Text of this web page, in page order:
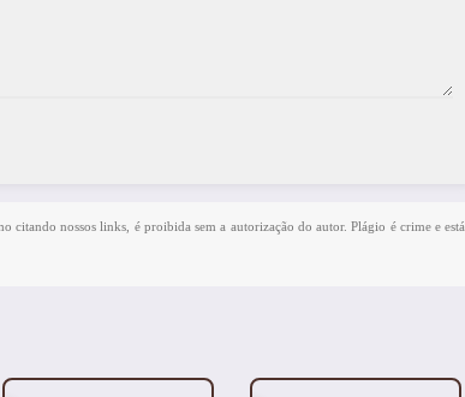
citando nossos links, é proibida sem a autorização do autor. Plágio é crime e está